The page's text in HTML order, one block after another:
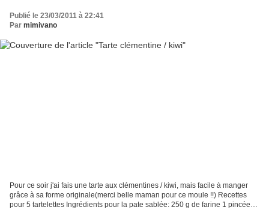
Publié le 23/03/2011 à 22:41
Par mimivano
Pour ce soir j'ai fais une tarte aux clémentines / kiwi, mais facile à manger
grâce à sa forme originale(merci belle maman pour ce moule !!) Recettes
pour 5 tartelettes Ingrédients pour la pate sablée: 250 g de farine 1 pincée